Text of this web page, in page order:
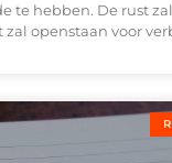
te hebben. De rust
zal openstaan voor